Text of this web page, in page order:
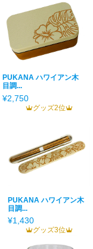
PUKANA ハワイアン木
目調...
¥2,750
グッズ2位
PUKANA ハワイアン木
目調...
¥1,430
グッズ3位